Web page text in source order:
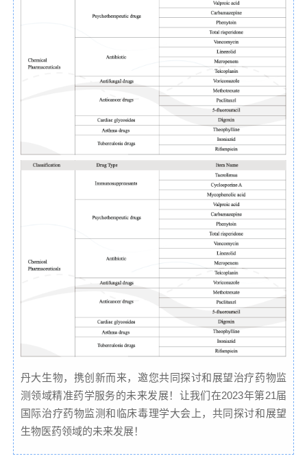
丹大生物，携创新而来，邀您共同探讨和展望治疗药物监
测领域精准药学服务的未来发展！让我们在2023年第21届
国际治疗药物监测和临床毒理学大会上，共同探讨和展望
生物医药领域的未来发展！